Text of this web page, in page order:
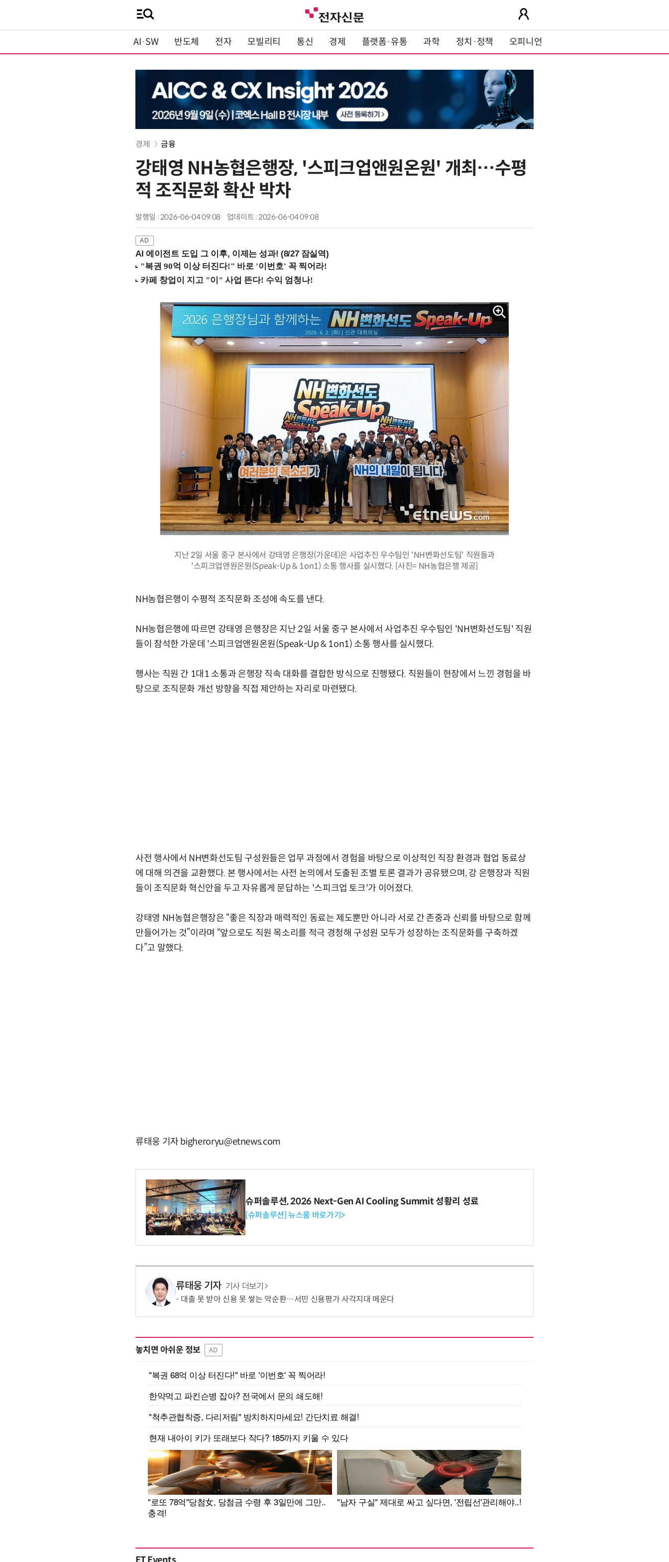
AI·SW 반도체 전자 모빌리티 통신 경제 플랫폼·유통 과학 정치·정책 오피니언
경제 금융
강태영 NH농협은행장, '스피크업앤원온원' 개최…수평
적 조직문화 확산 박차
발행일 : 2026-06-04 09:08 업데이트 : 2026-06-04 09:08
AI 에이전트 도입 그 이후, 이제는 성과! (8/27 잠실역)
지난 2일 서울 중구 본사에서 강태영 은행장(가운데)은 사업추진 우수팀인 'NH변화선도팀' 직원들과
'스피크업앤원온원(Speak-Up & 1on1) 소통 행사를 실시했다. [사진= NH농협은행 제공]
NH농협은행이 수평적 조직문화 조성에 속도를 낸다.
NH농협은행에 따르면 강태영 은행장은 지난 2일 서울 중구 본사에서 사업추진 우수팀인 'NH변화선도팀' 직원
들이 참석한 가운데 '스피크업앤원온원(Speak-Up & 1on1) 소통 행사를 실시했다.
행사는 직원 간 1대1 소통과 은행장 직속 대화를 결합한 방식으로 진행됐다. 직원들이 현장에서 느낀 경험을 바
탕으로 조직문화 개선 방향을 직접 제안하는 자리로 마련됐다.
사전 행사에서 NH변화선도팀 구성원들은 업무 과정에서 경험을 바탕으로 이상적인 직장 환경과 협업 동료상
에 대해 의견을 교환했다. 본 행사에서는 사전 논의에서 도출된 조별 토론 결과가 공유됐으며, 강 은행장과 직원
들이 조직문화 혁신안을 두고 자유롭게 문답하는 '스피크업 토크'가 이어졌다.
강태영 NH농협은행장은 “좋은 직장과 매력적인 동료는 제도뿐만 아니라 서로 간 존중과 신뢰를 바탕으로 함께
만들어가는 것”이라며 “앞으로도 직원 목소리를 적극 경청해 구성원 모두가 성장하는 조직문화를 구축하겠
다”고 말했다.
류태웅 기자 bigheroryu@etnews.com
슈퍼솔루션, 2026 Next-Gen AI Cooling Summit 성황리 성료
[슈퍼솔루션] 뉴스룸 바로가기>
류태웅 기자 기사 더보기
대출 못 받아 신용 못 쌓는 악순환…서민 신용평가 사각지대 메운다
놓치면 아쉬운 정보 AD